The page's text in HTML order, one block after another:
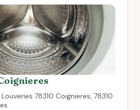
Louveries 78310 Coignieres, 78310